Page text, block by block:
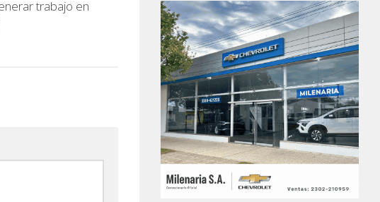
trabajo en